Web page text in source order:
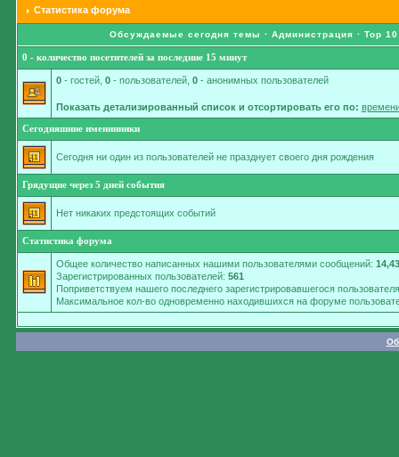
Статистика форума
Обсуждаемые сегодня темы · Администрация · Top
0 - количество посетителей за последние 15 минут
0- гостей, 0- пользователей, 0- анонимных пользователей
Показать детализированный список и отсортировать его по:
Сегодняшние именинники
Сегодня ни один из пользователей не празднует своего дня рождения
Грядущие через 5 дней события
Нет никаких предстоящих событий
Статистика форума
Общее количество написанных нашими пользователями сообщений:
Зарегистрированных пользователей: 561
Поприветствуем нашего последнего зарегистрировавшегося
Максимальное кол-во одновременно находившихся на форуме